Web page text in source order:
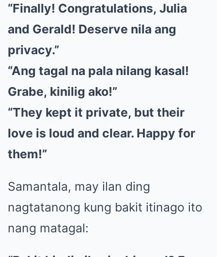
“Finally! Congratulations, Julia
and Gerald! Deserve nila ang
privacy.”
“Ang tagal na pala nilang kasal!
Grabe, kinilig ako!”
“They kept it private, but their
love is loud and clear. Happy for
them!”
Samantala, may ilan ding
nagtatanong kung bakit itinago ito
nang matagal: